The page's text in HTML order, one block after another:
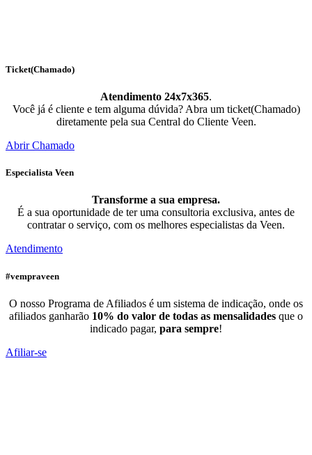
Ticket(Chamado)
Atendimento 24x7x365.
Você já é cliente e tem alguma dúvida? Abra um ticket(Chamado)
diretamente pela sua Central do Cliente Veen.
Abrir Chamado
Especialista Veen
Transforme a sua empresa.
É a sua oportunidade de ter uma consultoria exclusiva, antes de
contratar o serviço, com os melhores especialistas da Veen.
Atendimento
#vempraveen
O nosso Programa de Afiliados é um sistema de indicação, onde os
afiliados ganharão 10% do valor de todas as mensalidades que o
indicado pagar, para sempre!
Afiliar-se